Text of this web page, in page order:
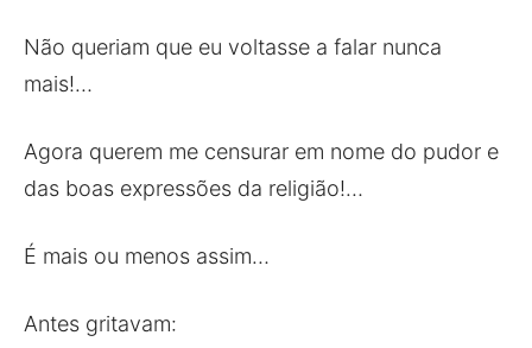
Não queriam que eu voltasse a falar nunca
mais!…
Agora querem me censurar em nome do pudor e
das boas expressões da religião!…
É mais ou menos assim…
Antes gritavam: